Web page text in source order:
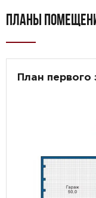
ПЛАНЫ
План первого